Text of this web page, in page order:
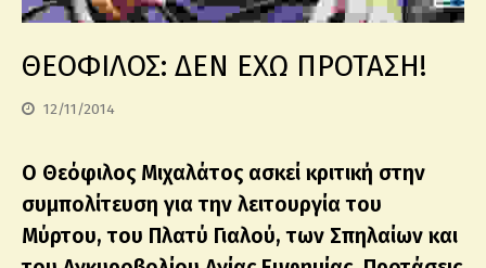
ΘΕΟΦΙΛΟΣ: ΔΕΝ ΕΧΩ ΠΡΟΤΑΣΗ!
12/11/2014
Ο Θεόφιλος Μιχαλάτος ασκεί κριτική στην
συμπολίτευση για την λειτουργία του
Μύρτου, του Πλατύ Γιαλού, των Σπηλαίων και